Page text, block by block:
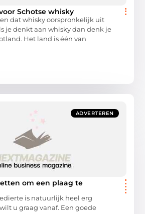
Schotse whisky
dat whisky oorspronkelijk uit
je denkt aan whisky dan denk je
Het land is één van
ADVERTEREN
om een plaag te
is natuurlijk heel erg
u graag vanaf. Een goede